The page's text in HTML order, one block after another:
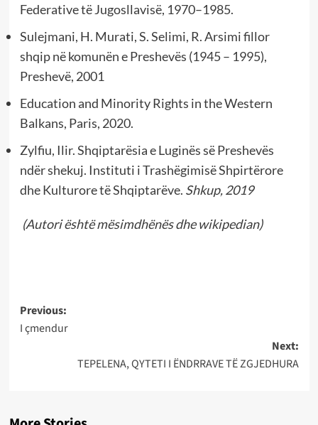
Federative të Jugosllavisë, 1970–1985.
Sulejmani, H. Murati, S. Selimi, R. Arsimi fillor
shqip në komunën e Preshevës (1945 – 1995),
Preshevë, 2001
Education and Minority Rights in the Western
Balkans, Paris, 2020.
Zylfiu, Ilir. Shqiptarësia e Luginës së Preshevës
ndër shekuj. Instituti i Trashëgimisë Shpirtërore
dhe Kulturore të Shqiptarëve. Shkup, 2019
(Autori është mësimdhënës dhe wikipedian)
Post
navigation
Previous:
I çmendur
Next:
TEPELENA, QYTETI I ËNDRRAVE TË ZGJEDHURA